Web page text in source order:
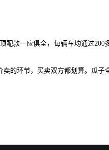
款一应俱全，每辆车均通过200
的环节，买卖双方都划算。瓜子